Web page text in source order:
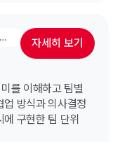
평가 · 보상 체계 설계, 의사결정 체계 수립, 일하는 방식 수립, 협업 & 시너지 강화, 고성과 팀 만들기, 팀빌딩 자세히 보기
를 이해하고 팀별
방식과 의사결정
구현한 팀 단위